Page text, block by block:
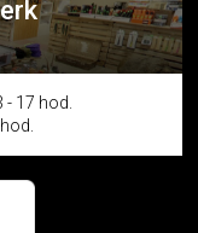
- 17 hod.